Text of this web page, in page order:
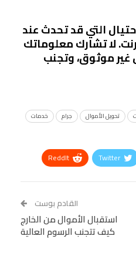
التي قد تحدث عند
لا تشارك معلوماتك
موثوق، وتجنب
تحويل الأموال جرام
خدمات
Twitter
ReddIt
VK
BlackBerry
Viber
القادم بوست
استقبال الأموال من الخارج
كيف تتجنب الرسوم العالية